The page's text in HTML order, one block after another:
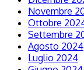
Novembre
Ottobre
Settembre
Agosto 2024
Luglio 2024